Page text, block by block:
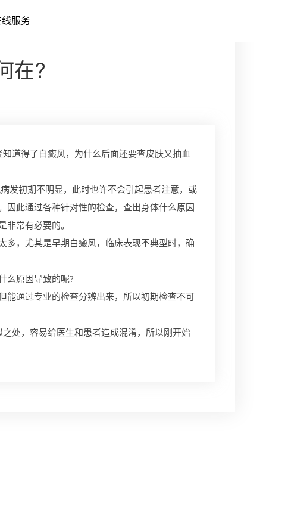
线服务
在?
道得了白癜风，为什么后面还要查皮肤又抽血
初期不明显，此时也许不会引起患者注意，或
此通过各种针对性的检查，查出身体什么原因
非常有必要的。
，尤其是早期白癜风，临床表现不典型时，确
么原因导致的呢?
通过专业的检查分辨出来，所以初期检查不可
处，容易给医生和患者造成混淆，所以刚开始